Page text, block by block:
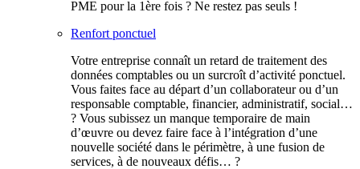
PME pour la 1ère fois ? Ne restez pas seuls !
Renfort ponctuel
Votre entreprise connaît un retard de traitement des
données comptables ou un surcroît d’activité ponctuel.
Vous faites face au départ d’un collaborateur ou d’un
responsable comptable, financier, administratif, social…
? Vous subissez un manque temporaire de main
d’œuvre ou devez faire face à l’intégration d’une
nouvelle société dans le périmètre, à une fusion de
services, à de nouveaux défis… ?